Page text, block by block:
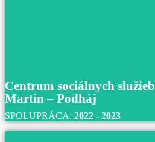
Centrum sociálnych služieb
Martin – Podháj
SPOLUPRÁCA: 2022 - 2023